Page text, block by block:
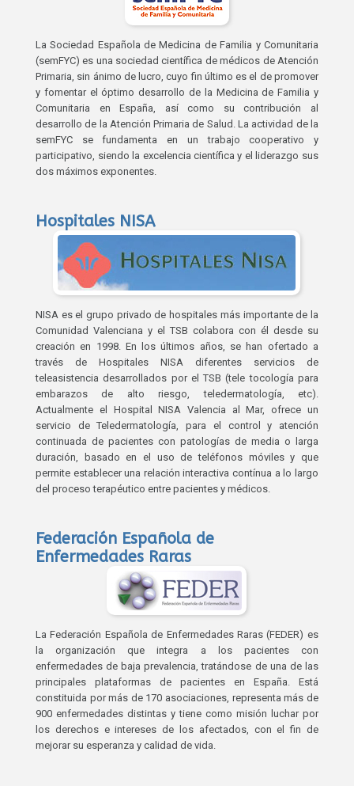
La Sociedad Española de Medicina de Familia y Comunitaria
(semFYC) es una sociedad científica de médicos de Atención
Primaria, sin ánimo de lucro, cuyo fin último es el de promover
y fomentar el óptimo desarrollo de la Medicina de Familia y
Comunitaria en España, así como su contribución al
desarrollo de la Atención Primaria de Salud. La actividad de la
semFYC se fundamenta en un trabajo cooperativo y
participativo, siendo la excelencia científica y el liderazgo sus
dos máximos exponentes.
Hospitales NISA
NISA es el grupo privado de hospitales más importante de la
Comunidad Valenciana y el TSB colabora con él desde su
creación en 1998. En los últimos años, se han ofertado a
través de Hospitales NISA diferentes servicios de
teleasistencia desarrollados por el TSB (tele tocología para
embarazos de alto riesgo, teledermatología, etc).
Actualmente el Hospital NISA Valencia al Mar, ofrece un
servicio de Teledermatología, para el control y atención
continuada de pacientes con patologías de media o larga
duración, basado en el uso de teléfonos móviles y que
permite establecer una relación interactiva contínua a lo largo
del proceso terapéutico entre pacientes y médicos.
Federación Española de
Enfermedades Raras
La Federación Española de Enfermedades Raras (FEDER) es
la organización que integra a los pacientes con
enfermedades de baja prevalencia, tratándose de una de las
principales plataformas de pacientes en España. Está
constituida por más de 170 asociaciones, representa más de
900 enfermedades distintas y tiene como misión luchar por
los derechos e intereses de los afectados, con el fin de
mejorar su esperanza y calidad de vida.